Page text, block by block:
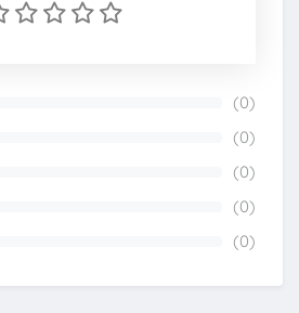
(0)
(0)
(0)
(0)
(0)